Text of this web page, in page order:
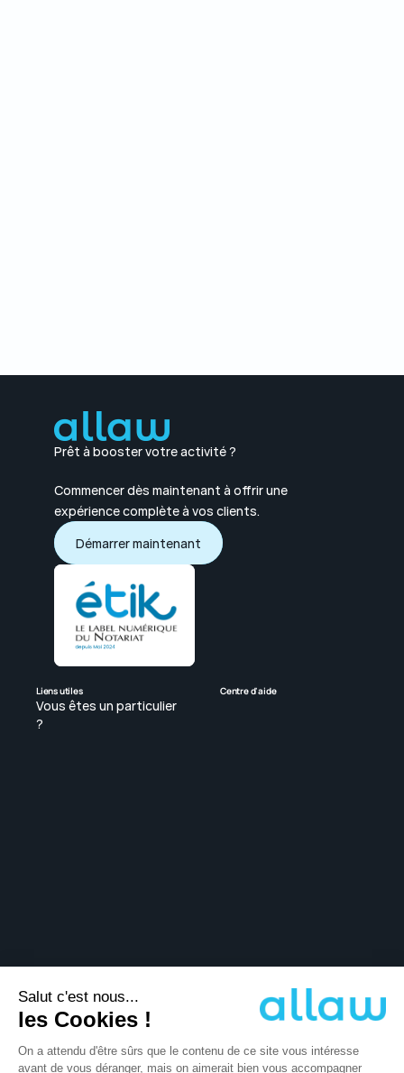
Prêt à booster votre activité ?
Commencer dès maintenant à offrir une
expérience complète à vos clients.
Démarrer maintenant
Démarrer maintenant
Liens utiles
Vous êtes un particulier
?
Centre d'aide